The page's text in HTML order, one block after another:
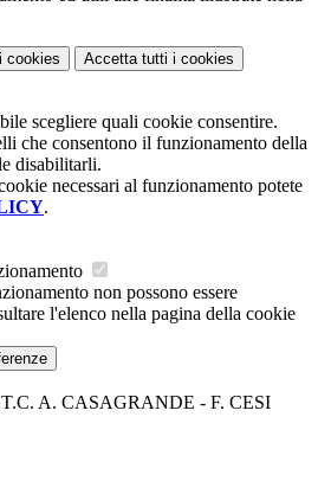
i cookies Accetta tutti i cookies
scegliere quali cookie consentire.
che consentono il funzionamento della
disabilitarli.
necessari al funzionamento potete
.
non possono essere
l'elenco nella pagina della cookie
A. CASAGRANDE - F. CESI